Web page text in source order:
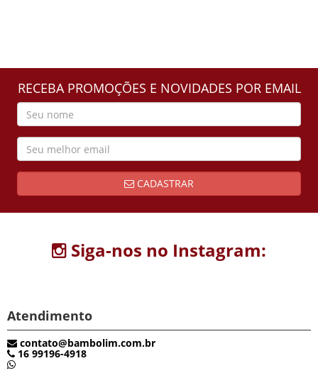
RECEBA PROMOÇÕES E NOVIDADES POR EMAIL
CADASTRAR
Siga-nos no Instagram:
Atendimento
contato@bambolim.com.br
16 99196-4918